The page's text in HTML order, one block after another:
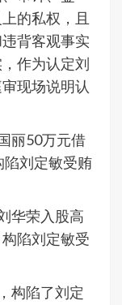
的私权，且
背客观事实
作为认定刘
现场说明认
丽50万元借
陷刘定敏受贿
华荣入股高
陷刘定敏受
构陷了刘定